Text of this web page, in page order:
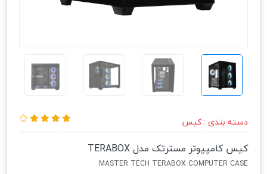
دسته بندی :کیس
کیس کامپیوتر مسترتک مدل TERABOX
MASTER TECH TERABOX COMPUTER CASE